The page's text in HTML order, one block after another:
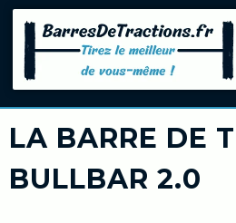
LA BARRE DE
BULLBAR 2.0